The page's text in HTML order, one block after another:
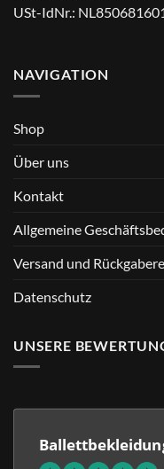
USt-IdNr.:
NAVIGATION
Shop
Über uns
Kontakt
Allgemeine
Versand und
Datenschutz
UNSERE